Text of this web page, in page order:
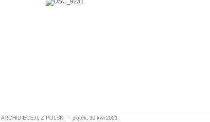
ARCHIDIECEJI Z POLSKI · piątek, 30 kwi 2021